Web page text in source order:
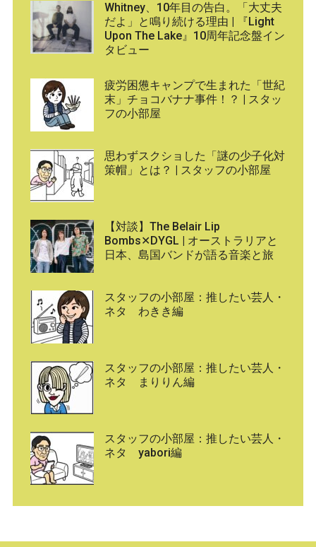
Whitney、10年目の告白。「大丈夫
だよ」と鳴り続ける理由 | 『Light
Upon The Lake』10周年記念盤イン
タビュー
疲労困憊キャンプで生まれた「世紀
末」チョコバナナ事件！？ | スタッ
フの小部屋
思わずスクショした「謎の少子化対
策帽」とは？ | スタッフの小部屋
【対談】The Belair Lip
Bombs✕DYGL | オーストラリアと
日本、島国バンドが語る音楽と旅
スタッフの小部屋：推したい芸人・
ネタ わきき編
スタッフの小部屋：推したい芸人・
ネタ まりりん編
スタッフの小部屋：推したい芸人・
ネタ yabori編